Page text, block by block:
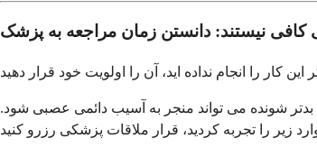
نیستند: دانستن زمان مراجعه به پزشک
شونده می تواند منجر به آسیب دائمی عصبی شود.